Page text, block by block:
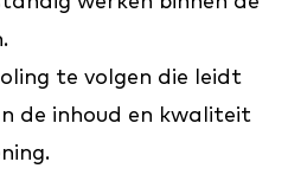
te volgen die leidt
de inhoud en kwaliteit